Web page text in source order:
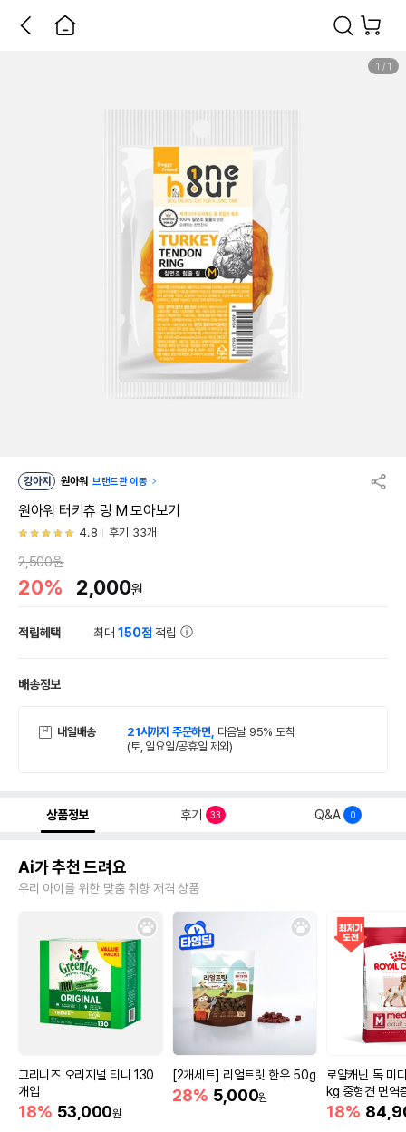
1 / 1
강아지 원아워 브랜드관 이동
원아워 터키츄 링 M 모아보기
4.8 후기 33개
2,500원
20% 2,000원
적립혜택 최대150점 적립
배송정보
내일배송 21시까지 주문하면, 다음날 95% 도착
(토, 일요일/공휴일 제외)
상품정보 후기 33 Q&A 0
Ai가 추천 드려요
우리 아이를 위한 맞춤 취향 저격 상품
그리니즈 오리지널 티니 130
개입
18% 53,000원
[2개세트] 리얼트릿 한우 50g
28% 5,000원
로얄캐닌 독 미
kg 중형견 면역
18%